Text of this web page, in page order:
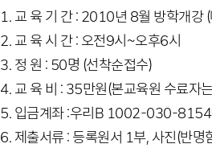
1. 교 육 기 간 : 2010년 8월 방학개강
2. 교 육 시 간 : 오전9시~오후6시
3. 정 원 : 50명 (선착순접수)
4. 교 육 비 : 35만원(본교육원 수료자
5. 입금계좌 :우리B 1002-030-
6. 제출서류 : 등록원서 1부, 사진(반